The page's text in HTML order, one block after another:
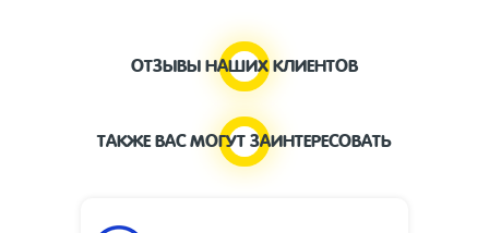
ОТЗЫВЫ НАШИХ КЛИЕНТОВ
ТАКЖЕ ВАС МОГУТ ЗАИНТЕРЕСОВАТЬ